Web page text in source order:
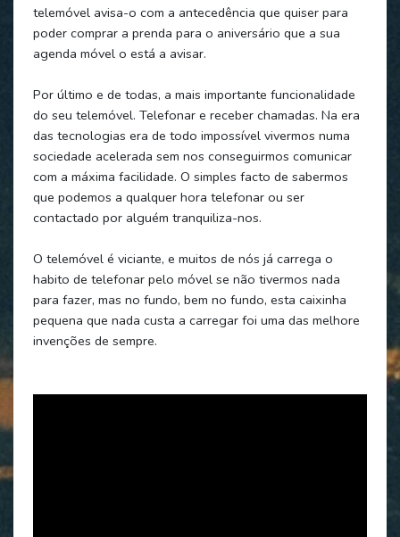
telemóvel avisa-o com a antecedência que quiser para
poder comprar a prenda para o aniversário que a sua
agenda móvel o está a avisar.
Por último e de todas, a mais importante funcionalidade
do seu telemóvel. Telefonar e receber chamadas. Na era
das tecnologias era de todo impossível vivermos numa
sociedade acelerada sem nos conseguirmos comunicar
com a máxima facilidade. O simples facto de sabermos
que podemos a qualquer hora telefonar ou ser
contactado por alguém tranquiliza-nos.
O telemóvel é viciante, e muitos de nós já carrega o
habito de telefonar pelo móvel se não tivermos nada
para fazer, mas no fundo, bem no fundo, esta caixinha
pequena que nada custa a carregar foi uma das melhore
invenções de sempre.